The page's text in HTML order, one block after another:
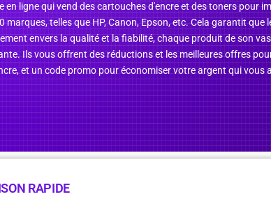
en ligne qui vend des cartouches d'encre et des toners
marques, telles que HP, Canon, Epson, etc. Cela garantit
envers la qualité et la fiabilité, chaque produit de son
Ils vous offrent des réductions et les meilleures offres
et un code promo pour économiser votre argent qui
RAPIDE